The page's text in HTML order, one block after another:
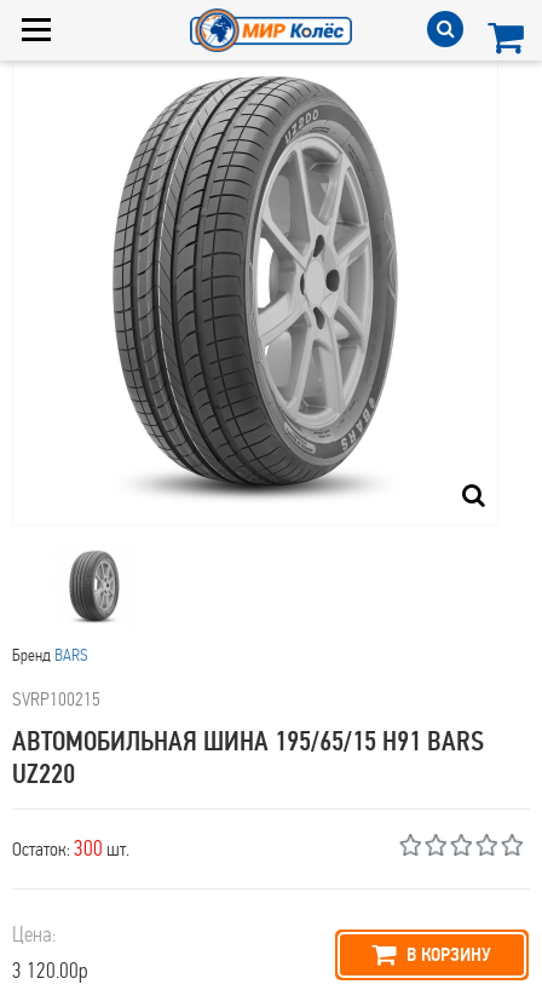
Бренд BARS
SVRP100215
АВТОМОБИЛЬНАЯ ШИНА 195/65/15 H91 BARS
UZ220
Остаток: 300 шт.
Цена:
3 120.00р
В КОРЗИНУ